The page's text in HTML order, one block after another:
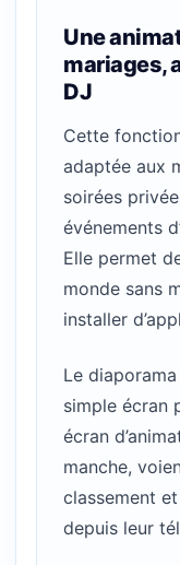
Une
mariages,
DJ
Cette
adaptée aux
soirées
événements
Elle permet
monde sans
installer
Le
simple écran
écran
manche,
classement
depuis leur